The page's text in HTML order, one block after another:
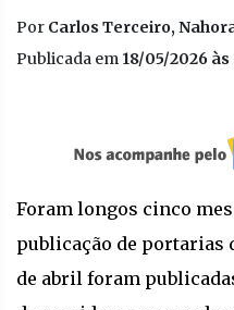
Por Carlos Terceiro,
Publicada em 18/05/2026 às
Foram longos cinco
publicação de portarias
de abril foram